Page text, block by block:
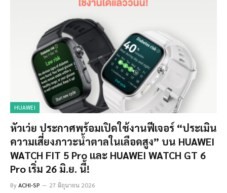
HUAWEI
หัวเว่ย ประกาศพร้อมเปิดใช้งานฟีเจอร์ “ประเมิน
ความเสี่ยงภาวะน้ำตาลในเลือดสูง” บน HUAWEI
WATCH FIT 5 Pro และ HUAWEI WATCH GT 6
Pro เริ่ม 26 มิ.ย. นี้!
ByACHI-SP 27 มิถุนายน 2026